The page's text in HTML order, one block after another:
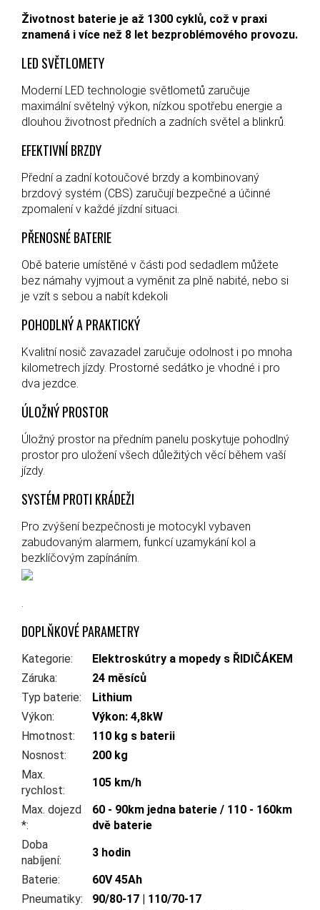
Životnost baterie je až 1300 cyklů, což v praxi
znamená i více než 8 let bezproblémového provozu.
LED SVĚTLOMETY
Moderní LED technologie světlometů zaručuje
maximální světelný výkon, nízkou spotřebu energie a
dlouhou životnost předních a zadních světel a blinkrů.
EFEKTIVNÍ BRZDY
Přední a zadní kotoučové brzdy a kombinovaný
brzdový systém (CBS) zaručují bezpečné a účinné
zpomalení v každé jízdní situaci.
PŘENOSNÉ BATERIE
Obě baterie umístěné v části pod sedadlem můžete
bez námahy vyjmout a vyměnit za plně nabité, nebo si
je vzít s sebou a nabít kdekoli
POHODLNÝ A PRAKTICKÝ
Kvalitní nosič zavazadel zaručuje odolnost i po mnoha
kilometrech jízdy. Prostorné sedátko je vhodné i pro
dva jezdce.
ÚLOŽNÝ PROSTOR
Úložný prostor na předním panelu poskytuje pohodlný
prostor pro uložení všech důležitých věcí během vaší
jízdy.
SYSTÉM PROTI KRÁDEŽI
Pro zvýšení bezpečnosti je motocykl vybaven
zabudovaným alarmem, funkcí uzamykání kol a
bezklíčovým zapínáním.
.
DOPLŇKOVÉ PARAMETRY
Kategorie:
Elektroskútry a mopedy s ŘIDIČÁKEM
Záruka:
24 měsíců
Typ baterie:
Lithium
Výkon:
Výkon: 4,8kW
Hmotnost:
110 kg s baterii
Nosnost:
200 kg
Max.
rychlost:
105 km/h
Max. dojezd
*:
60 - 90km jedna baterie / 110 - 160km
dvě baterie
Doba
nabíjení:
3 hodin
Baterie:
60V 45Ah
Pneumatiky:
90/80-17 | 110/70-17